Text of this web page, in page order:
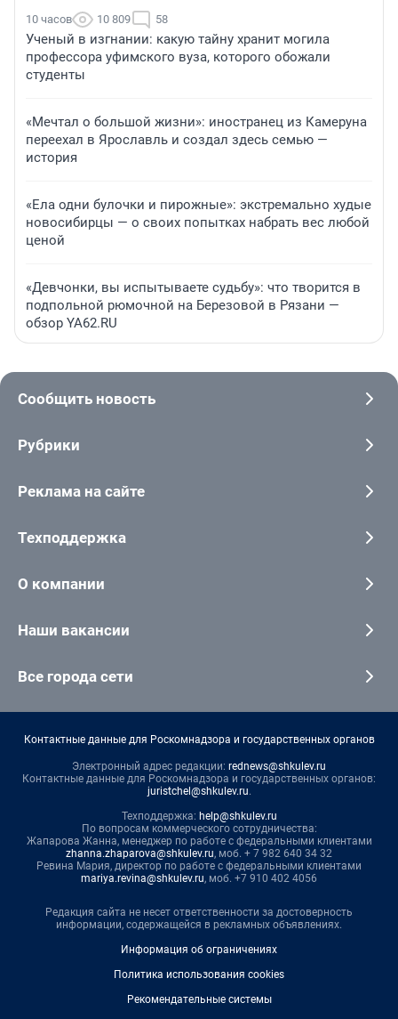
10 часов 10 809 58
Ученый в изгнании: какую тайну хранит могила
профессора уфимского вуза, которого обожали
студенты
«Мечтал о большой жизни»: иностранец из Камеруна
переехал в Ярославль и создал здесь семью —
история
«Ела одни булочки и пирожные»: экстремально худые
новосибирцы — о своих попытках набрать вес любой
ценой
«Девчонки, вы испытываете судьбу»: что творится в
подпольной рюмочной на Березовой в Рязани —
обзор YA62.RU
Сообщить новость
Рубрики
Реклама на сайте
Техподдержка
О компании
Наши вакансии
Все города сети
Контактные данные для Роскомнадзора и государственных органов
Электронный адрес редакции: rednews@shkulev.ru
Контактные данные для Роскомнадзора и государственных органов:
juristchel@shkulev.ru.
Техподдержка: help@shkulev.ru
По вопросам коммерческого сотрудничества:
Жапарова Жанна, менеджер по работе с федеральными клиентами
zhanna.zhaparova@shkulev.ru, моб. + 7 982 640 34 32
Ревина Мария, директор по работе с федеральными клиентами
mariya.revina@shkulev.ru, моб. +7 910 402 4056
Редакция сайта не несет ответственности за достоверность
информации, содержащейся в рекламных объявлениях.
Информация об ограничениях
Политика использования cookies
Рекомендательные системы